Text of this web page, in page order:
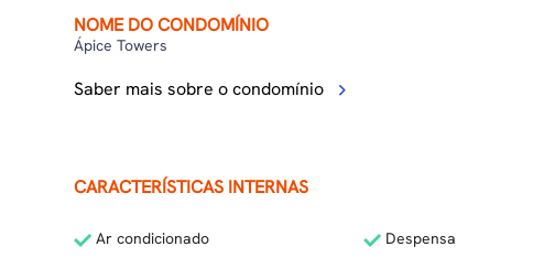
NOME DO CONDOMÍNIO
Ápice Towers
Saber mais sobre o condomínio
CARACTERÍSTICAS INTERNAS
Ar condicionado Despensa